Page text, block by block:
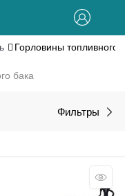
Горловины топливного
бака
Фильтры